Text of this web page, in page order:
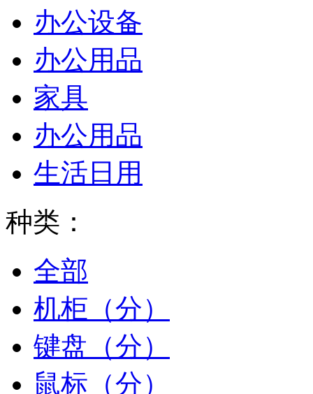
办公设备
办公用品
家具
办公用品
生活日用
种类：
全部
机柜（分）
键盘（分）
鼠标（分）